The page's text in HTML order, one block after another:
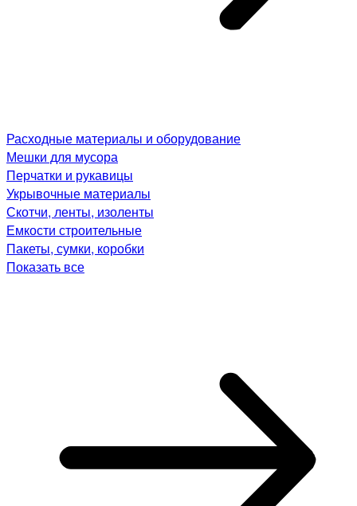
Расходные материалы и оборудование
Мешки для мусора
Перчатки и рукавицы
Укрывочные материалы
Скотчи, ленты, изоленты
Емкости строительные
Пакеты, сумки, коробки
Показать все